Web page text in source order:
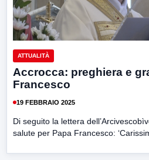
ATTUALITÀ
Accrocca: preghiera e
Francesco
19 FEBBRAIO 2025
Di seguito la lettera
salute per Papa Francesco: